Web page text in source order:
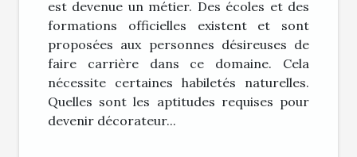
est devenue un métier. Des écoles et des
formations officielles existent et sont
proposées aux personnes désireuses de
faire carrière dans ce domaine. Cela
nécessite certaines habiletés naturelles.
Quelles sont les aptitudes requises pour
devenir décorateur...